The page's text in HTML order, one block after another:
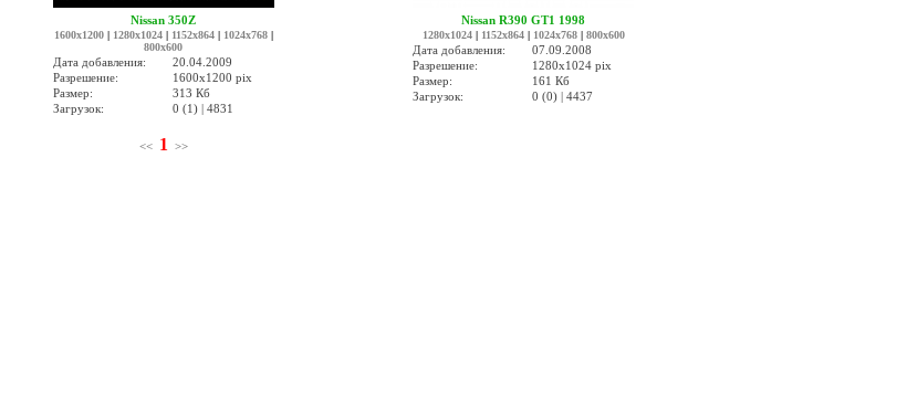
Nissan 350Z
1600x1200| 1280x1024| 1152x864| 1024x768|
800x600
Дата добавления:
20.04.2009
Разрешение:
1600x1200 pix
Размер:
313 Кб
Загрузок:
0 (1) | 4831
Nissan R390 GT1 1998
1280x1024| 1152x864| 1024x768| 800x600
Дата добавления:
07.09.2008
Разрешение:
1280x1024 pix
Размер:
161 Кб
Загрузок:
0 (0) | 4437
<< 1 >>